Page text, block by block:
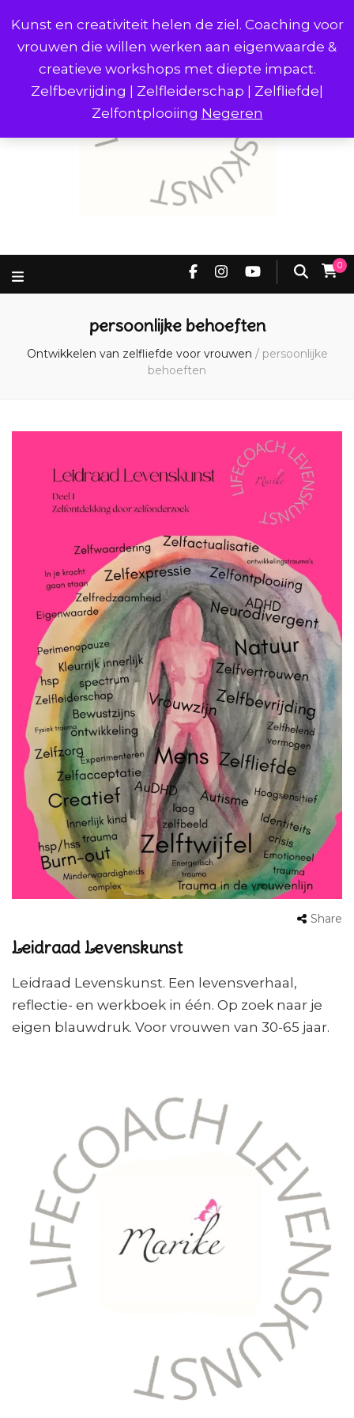
Kunst en creativiteit helen de ziel. Coaching voor
vrouwen die willen werken aan eigenwaarde &
creatieve workshops met diepte impact.
Zelfbevrijding | Zelfleiderschap | Zelfliefde|
Zelfontplooiing Negeren
0
persoonlijke behoeften
Ontwikkelen van zelfliefde voor vrouwen / persoonlijke
behoeften
Share
Leidraad Levenskunst
Leidraad Levenskunst. Een levensverhaal,
reflectie- en werkboek in één. Op zoek naar je
eigen blauwdruk. Voor vrouwen van 30-65 jaar.